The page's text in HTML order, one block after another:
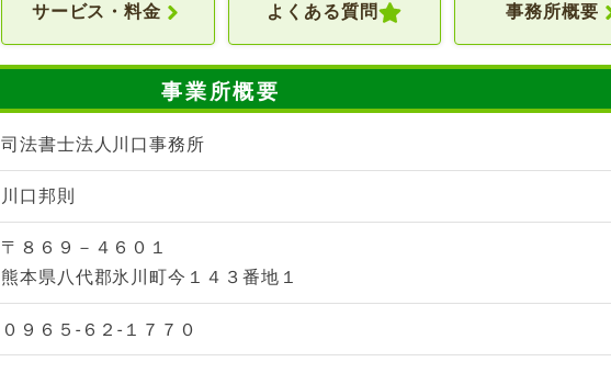
サービス・料金 よくある質問 事務所概要
事業所概要
司法書士法人川口事務所
川口邦則
〒８６９－４６０１
熊本県八代郡氷川町今１４３番地１
０９６５-６２-１７７０